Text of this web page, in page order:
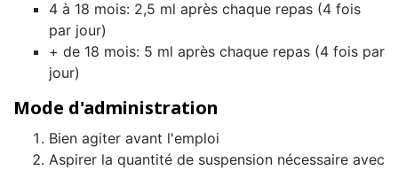
4 à 18 mois: 2,5 ml après chaque repas (4 fois
par jour)
+ de 18 mois: 5 ml après chaque repas (4 fois par
jour)
Mode d'administration
Bien agiter avant l'emploi
Aspirer la quantité de suspension nécessaire avec